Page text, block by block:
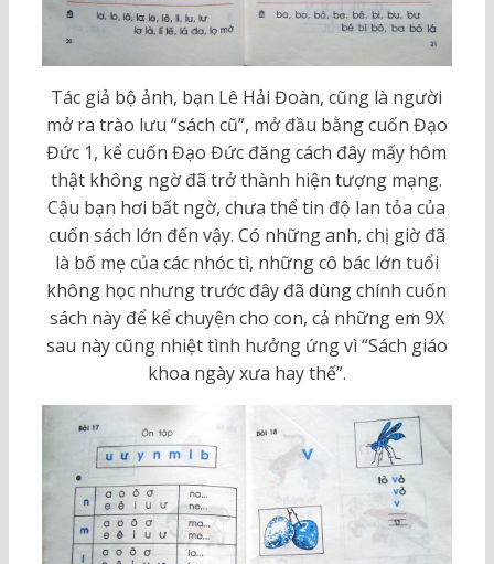
Tác giả bộ ảnh, bạn Lê Hải Đoàn, cũng là người
mở ra trào lưu “sách cũ”, mở đầu bằng cuốn Đạo
Đức 1, kể cuốn Đạo Đức đăng cách đây mấy hôm
thật không ngờ đã trở thành hiện tượng mạng.
Cậu bạn hơi bất ngờ, chưa thể tin độ lan tỏa của
cuốn sách lớn đến vậy. Có những anh, chị giờ đã
là bố mẹ của các nhóc tì, những cô bác lớn tuổi
không học nhưng trước đây đã dùng chính cuốn
sách này để kể chuyện cho con, cả những em 9X
sau này cũng nhiệt tình hưởng ứng vì “Sách giáo
khoa ngày xưa hay thế”.